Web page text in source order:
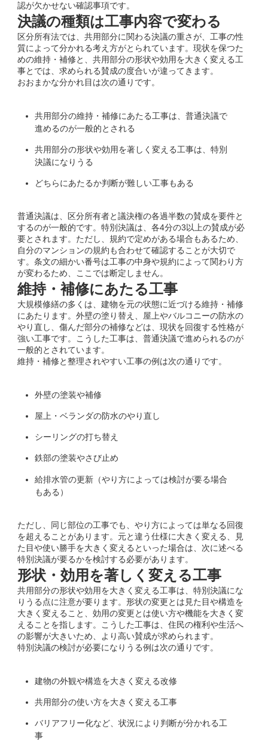
認が欠かせない確認事項です。
決議の種類は工事内容で変わる
区分所有法では、共用部分に関わる決議の重さが、工事の性
質によって分かれる考え方がとられています。現状を保つた
めの維持・補修と、共用部分の形状や効用を大きく変える工
事とでは、求められる賛成の度合いが違ってきます。
おおまかな分かれ目は次の通りです。
共用部分の維持・補修にあたる工事は、普通決議で
進めるのが一般的とされる
共用部分の形状や効用を著しく変える工事は、特別
決議になりうる
どちらにあたるか判断が難しい工事もある
普通決議は、区分所有者と議決権の各過半数の賛成を要件と
するのが一般的です。特別決議は、各4分の3以上の賛成が必
要とされます。ただし、規約で定めがある場合もあるため、
自分のマンションの規約も合わせて確認することが大切で
す。条文の細かい番号は工事の中身や規約によって関わり方
が変わるため、ここでは断定しません。
維持・補修にあたる工事
大規模修繕の多くは、建物を元の状態に近づける維持・補修
にあたります。外壁の塗り替え、屋上やバルコニーの防水の
やり直し、傷んだ部分の補修などは、現状を回復する性格が
強い工事です。こうした工事は、普通決議で進められるのが
一般的とされています。
維持・補修と整理されやすい工事の例は次の通りです。
外壁の塗装や補修
屋上・ベランダの防水のやり直し
シーリングの打ち替え
鉄部の塗装やさび止め
給排水管の更新（やり方によっては検討が要る場合
もある）
ただし、同じ部位の工事でも、やり方によっては単なる回復
を超えることがあります。元と違う仕様に大きく変える、見
た目や使い勝手を大きく変えるといった場合は、次に述べる
特別決議が要るかを検討する必要があります。
形状・効用を著しく変える工事
共用部分の形状や効用を大きく変える工事は、特別決議にな
りうる点に注意が要ります。形状の変更とは見た目や構造を
大きく変えること、効用の変更とは使い方や機能を大きく変
えることを指します。こうした工事は、住民の権利や生活へ
の影響が大きいため、より高い賛成が求められます。
特別決議の検討が必要になりうる例は次の通りです。
建物の外観や構造を大きく変える改修
共用部分の使い方を大きく変える工事
バリアフリー化など、状況により判断が分かれる工
事